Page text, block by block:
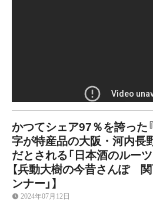
かつてシェア97％を誇った
字が特産品の大阪・河内
だとされる「日本酒のルー
【兵動大樹の今昔さんぽ
ンナー」】
2024年07月12日